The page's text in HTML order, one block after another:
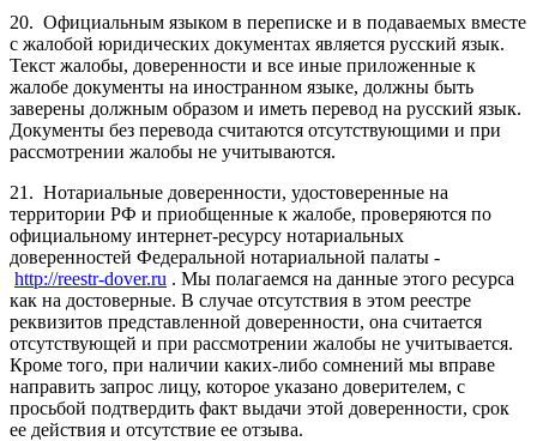
20. Официальным языком в переписке и в подаваемых вместе
с жалобой юридических документах является русский язык.
Текст жалобы, доверенности и все иные приложенные к
жалобе документы на иностранном языке, должны быть
заверены должным образом и иметь перевод на русский язык.
Документы без перевода считаются отсутствующими и при
рассмотрении жалобы не учитываются.
21. Нотариальные доверенности, удостоверенные на
территории РФ и приобщенные к жалобе, проверяются по
официальному интернет-ресурсу нотариальных
доверенностей Федеральной нотариальной палаты -
http://reestr-dover.ru . Мы полагаемся на данные этого ресурса
как на достоверные. В случае отсутствия в этом реестре
реквизитов представленной доверенности, она считается
отсутствующей и при рассмотрении жалобы не учитывается.
Кроме того, при наличии каких-либо сомнений мы вправе
направить запрос лицу, которое указано доверителем, с
просьбой подтвердить факт выдачи этой доверенности, срок
ее действия и отсутствие ее отзыва.